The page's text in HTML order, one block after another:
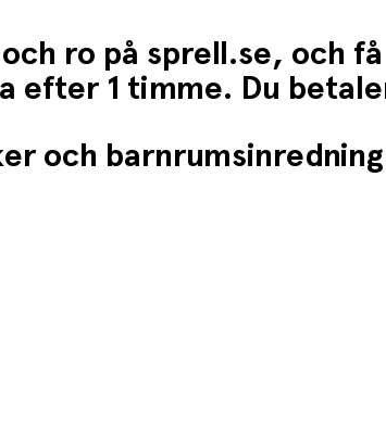
och ro på sprell.se, och
efter 1 timme. Du
och barnrumsinredning